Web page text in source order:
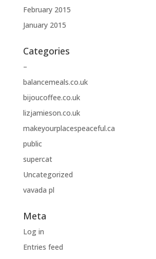
February 2015
January 2015
Categories
–
balancemeals.co.uk
bijoucoffee.co.uk
lizjamieson.co.uk
makeyourplacespeaceful.ca
public
supercat
Uncategorized
vavada pl
Meta
Log in
Entries feed